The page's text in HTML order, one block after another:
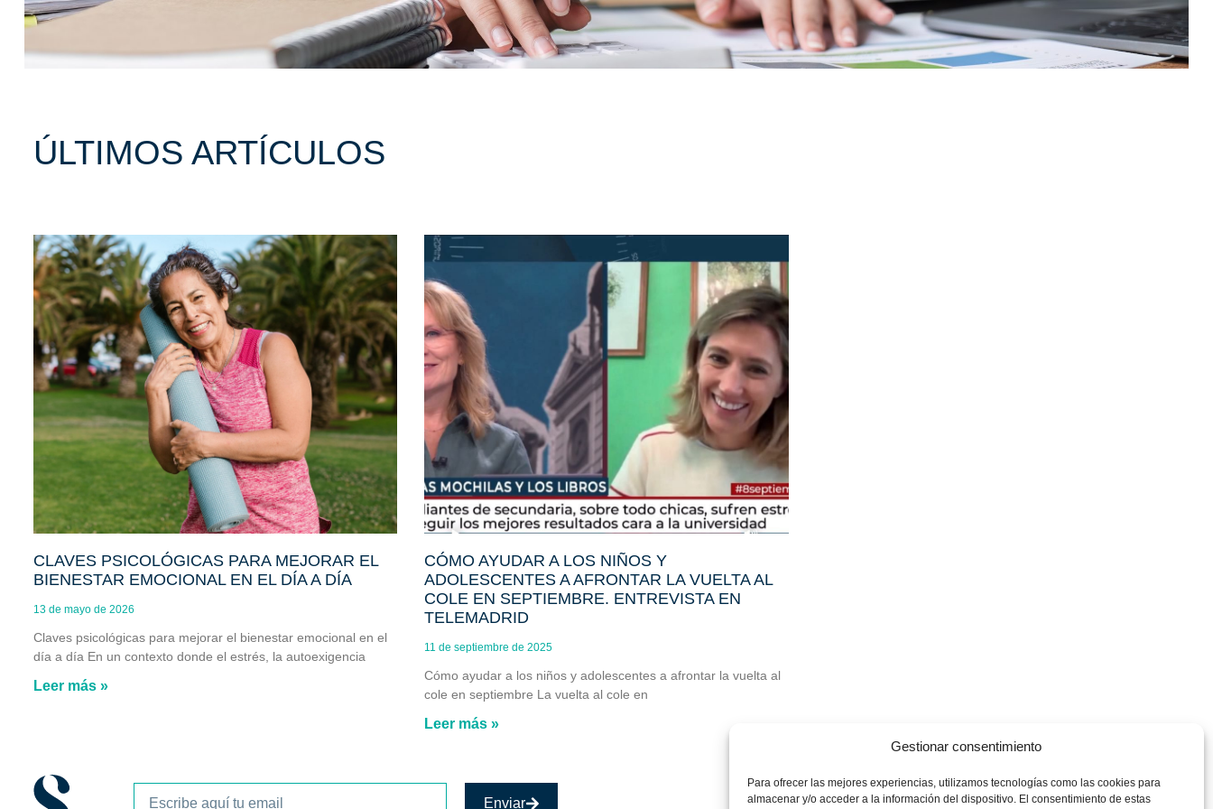
Gestionar consentimiento
Para ofrecer las mejores experiencias, utilizamos tecnologías como las cookies para
almacenar y/o acceder a la información del dispositivo. El consentimiento de estas
ÚLTIMOS ARTÍCULOS
CLAVES PSICOLÓGICAS PARA MEJORAR EL
BIENESTAR EMOCIONAL EN EL DÍA A DÍA
13 de mayo de 2026
Claves psicológicas para mejorar el bienestar emocional en el
día a día En un contexto donde el estrés, la autoexigencia
Leer más »
CÓMO AYUDAR A LOS NIÑOS Y
ADOLESCENTES A AFRONTAR LA VUELTA AL
COLE EN SEPTIEMBRE. ENTREVISTA EN
TELEMADRID
11 de septiembre de 2025
Cómo ayudar a los niños y adolescentes a afrontar la vuelta al
cole en septiembre La vuelta al cole en
Leer más »
Enviar